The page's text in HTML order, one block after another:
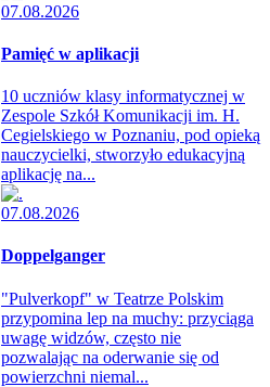
07.08.2026
Pamięć w aplikacji
10 uczniów klasy informatycznej w
Zespole Szkół Komunikacji im. H.
Cegielskiego w Poznaniu, pod opieką
nauczycielki, stworzyło edukacyjną
aplikację na...
07.08.2026
Doppelganger
"Pulverkopf" w Teatrze Polskim
przypomina lep na muchy: przyciąga
uwagę widzów, często nie
pozwalając na oderwanie się od
powierzchni niemal...